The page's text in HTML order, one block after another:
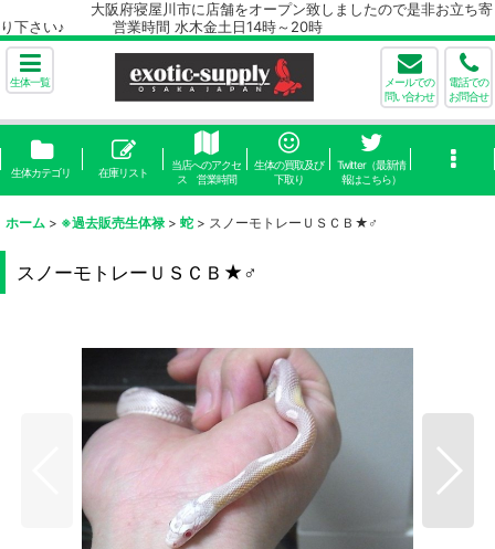
大阪府寝屋川市に店舗をオープン致しましたので是非お立ち寄
り下さい♪ 営業時間 水木金土日14時～20時
生体一覧
メールでの
問い合わせ
電話での
お問合せ
生体カテゴリ 在庫リスト
当店へのアクセ
ス 営業時間
生体の買取及び
下取り
Twitter（最新情
報はこちら）
ホーム > ※過去販売生体禄 > 蛇 > スノーモトレーＵＳＣＢ★♂
スノーモトレーＵＳＣＢ★♂